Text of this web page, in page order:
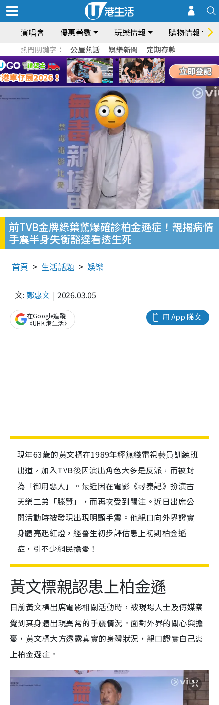
演唱會 優惠著數 玩樂情報 購物情報
熱門關鍵字： 公屋熱話 娛樂新聞 定期存款
前TVB金牌綠葉驚爆確診柏金遜症！親揭病情
手震半身失衡豁達看透生死
首頁 生活話題 娛樂
文: 鄭惠文 2026.03.05
用 App 睇文
在Google追蹤
《UHK 港生活》
現年63歲的黃文標在1989年經無綫電視藝員訓練班
出道，加入TVB後因演出角色大多是反派，而被封
為「御用惡人」。最近因在電影《尋秦記》扮演古
天樂二弟「滕賢」，而再次受到關注。近日出席公
開活動時被發現出現明顯手震。他親口向外界證實
身體亮起紅燈，經醫生初步評估患上初期柏金遜
症，引不少網民擔憂！
黃文標親認患上柏金遜
日前黃文標出席電影相關活動時，被現場人士及傳媒察
覺到其身體出現異常的手震情況。面對外界的關心與擔
憂，黃文標大方透露真實的身體狀況，親口證實自己患
上柏金遜症。